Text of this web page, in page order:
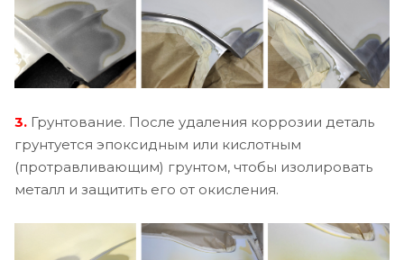
3. Грунтование. После удаления коррозии деталь
грунтуется эпоксидным или кислотным
(протравливающим) грунтом, чтобы изолировать
металл и защитить его от окисления.